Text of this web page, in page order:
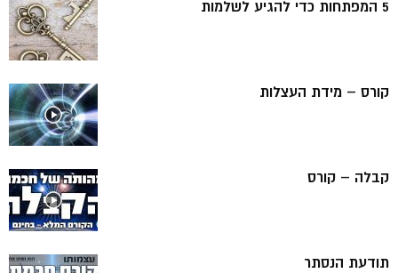
5 המפתחות כדי להגיע לשלמות
קורס – מידת העצלות
קבלה – קורס
תודעת הנסתר